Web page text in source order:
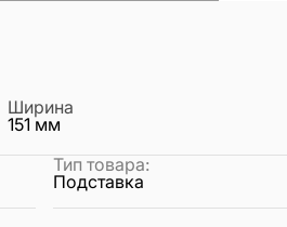
Ширина
151 мм
Тип товара:
Подставка